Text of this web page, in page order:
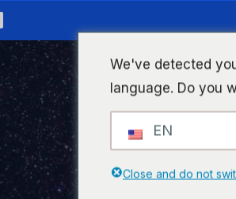
We've detected
language. Do you
EN
Close and do not